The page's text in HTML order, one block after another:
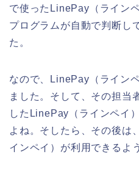
で使ったLinePay（ライン
プログラムが自動で判断し
た。
なので、LinePay（ライン
ました。そして、その担当
したLinePay（ラインペイ
よね。そしたら、その後は
インペイ）が利用できるよ